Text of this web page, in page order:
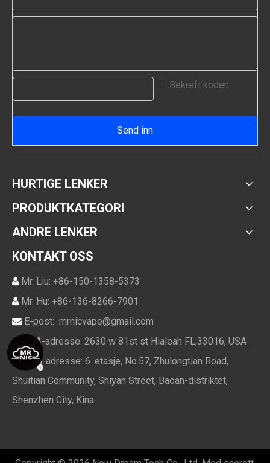
Send inn
HURTIGE LENKER
PRODUKTKATEGORI
ANDRE LENKER
KONTAKT OSS
Mr. Liu: +86-150-1358-5373
Mr. Hu: +86-136-8266-7901
 E-post: mrnicvape@gmail.com
 USA-adresse: 2630 w 81st st Hialeah FL,33016, USA
Kina-adresse: 6. etasje, No.57, Zhulongtian Road,
Shuitian Community, Shiyan Street, Baoan-distriktet,
Shenzhen City, Kina